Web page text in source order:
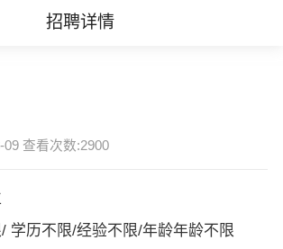
招聘详情
09 查看次数:2900
学历不限/经验不限/年龄年龄不限